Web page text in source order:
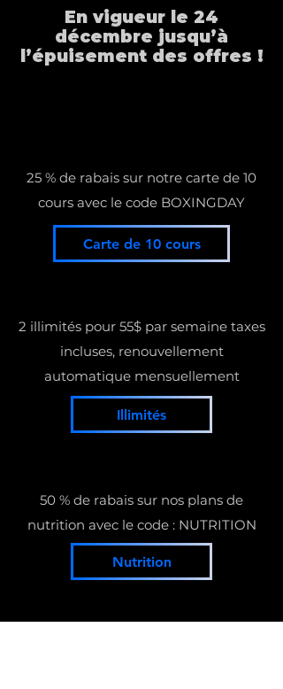
En vigueur le 24
décembre jusqu’à
l’épuisement des offres !
25 % de rabais sur notre carte de 10
cours ​avec le code BOXINGDAY
2 illimités pour 55$ par semaine taxes
incluses, renouvellement
automatique mensuellement
50 % de rabais sur nos plans de
nutrition avec le code : NUTRITION
Carte de 10 cours
Illimités
Nutrition